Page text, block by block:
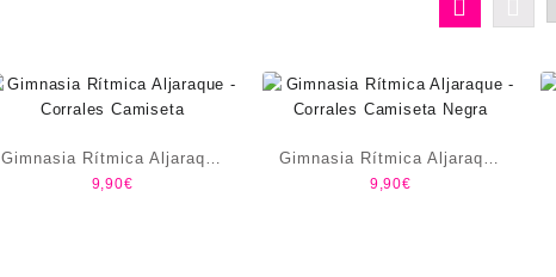
Gimnasia Rítmica Aljaraque
-Corrales Camiseta
9,90€
Gimnasia Rítmica Aljaraque
-Corrales Camiseta Negra
9,90€